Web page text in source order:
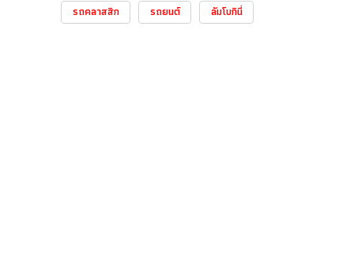
รถคลาสสิก
รถยนต์ ลัมโบกินี่